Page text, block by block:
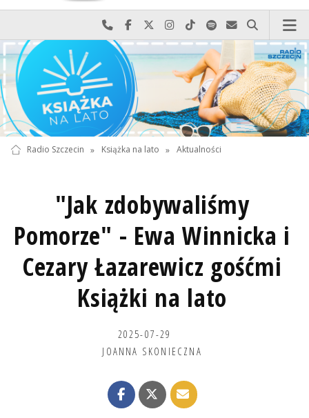
Najlepiej po prostu do nas zadzwoń
Odwiedź nas na Facebook-u
Odwiedź nas na X
Odwiedź nas na Instagram-ie
Odwiedź nas na TikTok-u
Szukaj nas na Spotify
Wyślij do nas
Szukaj
Radio Szczecin » Książka na lato » Aktualności
"Jak zdobywaliśmy
Pomorze" - Ewa Winnicka i
Cezary Łazarewicz gośćmi
Książki na lato
2025-07-29
JOANNA SKONIECZNA